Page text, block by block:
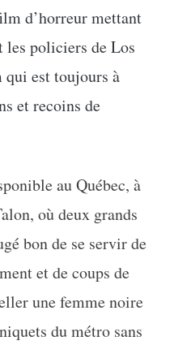
d’horreur mettant
les policiers de Los
est toujours à
et recoins de
au Québec, à
où deux grands
bon de se servir de
et de coups de
une femme noire
du métro sans